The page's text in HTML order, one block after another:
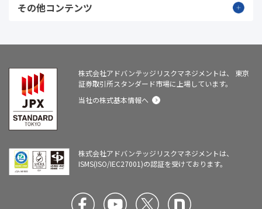
その他コンテンツ
株式会社アドバンテッジリスクマネジメントは、
東京
証券取引所スタンダード市場に上場しています。
当社の株式基本情報へ
株式会社アドバンテッジリスクマネジメントは、
ISMS(ISO/IEC27001)の認証を受けております。